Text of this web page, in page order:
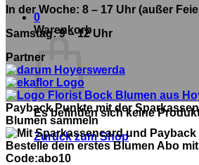
0
Warenkorb
Es befinden sich keine
Zurück zum Shop
In der Woche: 8 – 17 Uhr (außer
Samstag: 9 – 12 Uhr
Partner
Payback Punkte mit der
Blumen sammeln
Bestelle dein erstes Blumen Abo
Code:abo10